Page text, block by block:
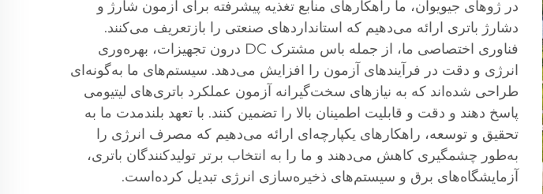
در ژوهای جیویوان، ما راهکارهای منابع تغذیه پیشرفته برای آزمون شارژ و
دشارژ باتری ارائه می‌دهیم که استانداردهای صنعتی را بازتعریف می‌کنند.
فناوری اختصاصی ما، از جمله باس مشترک DC درون تجهیزات، بهره‌وری
انرژی و دقت در فرآیندهای آزمون را افزایش می‌دهد. سیستم‌های ما به‌گونه‌ای
طراحی شده‌اند که به نیازهای سخت‌گیرانه آزمون عملکرد باتری‌های لیتیومی
پاسخ دهند و دقت و قابلیت اطمینان بالا را تضمین کنند. با تعهد بلندمدت ما به
تحقیق و توسعه، راهکارهای یکپارچه‌ای ارائه می‌دهیم که مصرف انرژی را
به‌طور چشمگیری کاهش می‌دهند و ما را به انتخاب برتر تولیدکنندگان باتری،
آزمایشگاه‌های برق و سیستم‌های ذخیره‌سازی انرژی تبدیل کرده‌است.